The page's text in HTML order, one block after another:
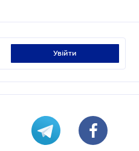
увійти